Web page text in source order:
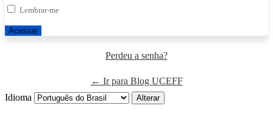
Lembrar-me
Perdeu a senha?
← Ir para Blog UCEFF
Idioma